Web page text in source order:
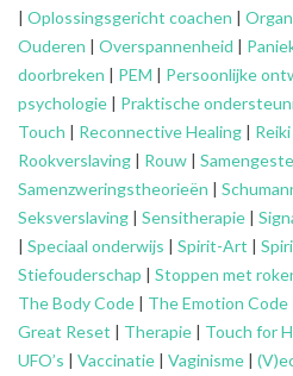
| Oplossingsgericht coachen |
Ouderen | Overspannenheid |
doorbreken | PEM | Persoonlijke
psychologie | Praktische
Touch | Reconnective Healing | Reiki
Rookverslaving | Rouw |
Samenzweringstheorieën |
Seksverslaving | Sensitherapie |
| Speciaal onderwijs | Spirit-Art |
Stiefouderschap | Stoppen met
The Body Code | The Emotion Code
Great Reset | Therapie | Touch for
UFO’s | Vaccinatie | Vaginisme |